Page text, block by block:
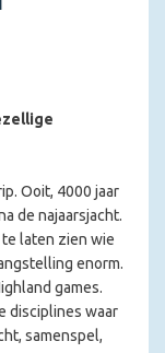
Ooit, 4000 jaar
de najaarsjacht.
te laten zien wie
enorm.
games.
disciplines waar
samenspel,